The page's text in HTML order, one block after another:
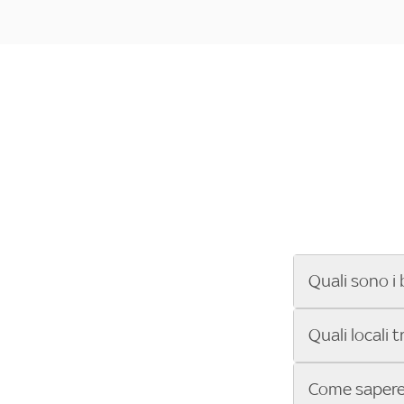
Quali sono i
Se cerchi un
ENILIVE, la
Sky Bar ti
Quali locali
Vuoi sapere
Come